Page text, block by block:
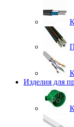
Изделия для